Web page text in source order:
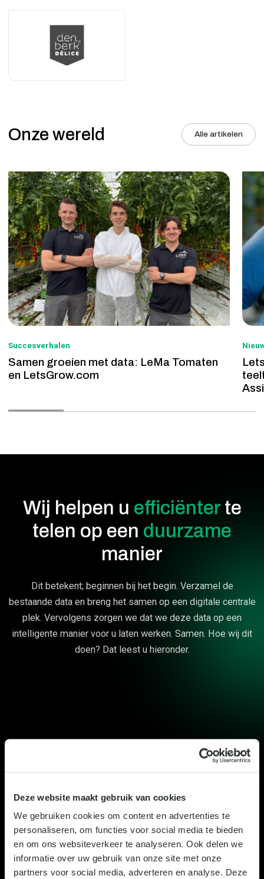
Deze website maakt gebruik van cookies
We gebruiken cookies om content en advertenties te
personaliseren, om functies voor social media te bieden
en om ons websiteverkeer te analyseren. Ook delen we
informatie over uw gebruik van onze site met onze
partners voor social media, adverteren en analyse. Deze
Onze wereld Alle artikelen
Succesverhalen
Samen groeien met data: LeMa Tomaten
en LetsGrow.com
Wij helpen u efficiënter te
telen op een duurzame
manier
Dit betekent; beginnen bij het begin. Verzamel de
bestaande data en breng het samen op een digitale centrale
plek. Vervolgens zorgen we dat we deze data op een
intelligente manier voor u laten werken. Samen. Hoe wij dit
doen? Dat leest u hieronder.